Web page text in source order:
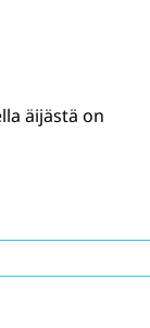
äijästä on